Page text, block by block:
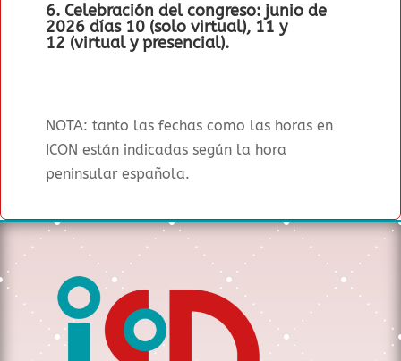
6. Celebración del congreso: junio de
2026días 10 (solo virtual), 11 y
12 (virtual y presencial).
NOTA: tanto las fechas como las horas en
ICON están indicadas según la hora
peninsular española.